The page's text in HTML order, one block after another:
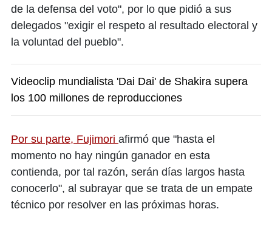
de la defensa del voto", por lo que pidió a sus
delegados "exigir el respeto al resultado electoral y
la voluntad del pueblo".
Videoclip mundialista 'Dai Dai' de Shakira supera
los 100 millones de reproducciones
Por su parte, Fujimori afirmó que "hasta el
momento no hay ningún ganador en esta
contienda, por tal razón, serán días largos hasta
conocerlo", al subrayar que se trata de un empate
técnico por resolver en las próximas horas.